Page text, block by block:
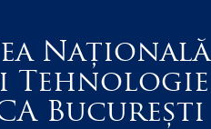
Națională
Tehnologie
București